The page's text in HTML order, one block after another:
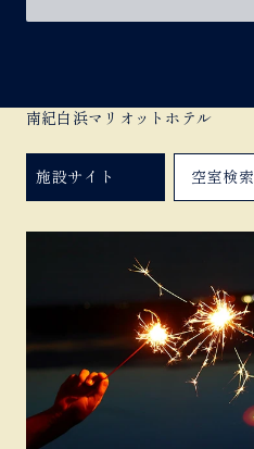
南紀白浜マリオットホテル
施設サイト 空室検索